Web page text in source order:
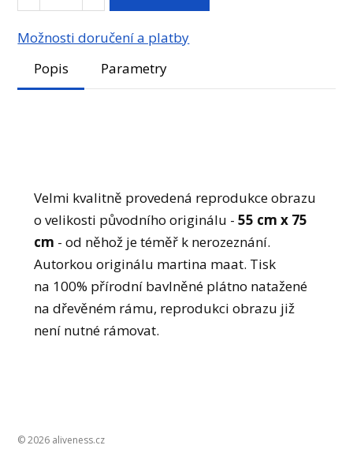
Možnosti doručení a platby
Popis
Parametry
Velmi kvalitně provedená reprodukce obrazu
o velikosti původního originálu - 55 cm x 75
cm - od něhož je téměř k nerozeznání.
Autorkou originálu martina maat. Tisk
na 100% přírodní bavlněné plátno natažené
na dřevěném rámu, reprodukci obrazu již
není nutné rámovat.
© 2026 aliveness.cz